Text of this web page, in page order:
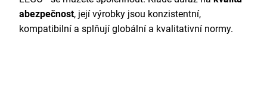
abezpečnost, její výrobky jsou konzistentní,
kompatibilní a splňují globální a kvalitativní normy.